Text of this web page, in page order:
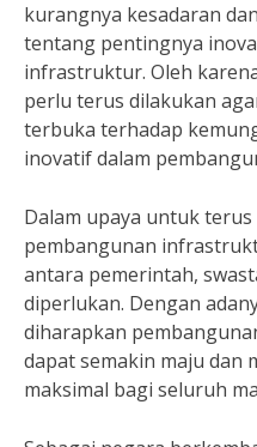
kurangnya kesadaran
tentang pentingnya
infrastruktur. Oleh
perlu terus dilakukan
terbuka terhadap
inovatif dalam
Dalam upaya untuk
pembangunan
antara pemerintah,
diperlukan. Dengan
diharapkan
dapat semakin maju dan
maksimal bagi seluruh